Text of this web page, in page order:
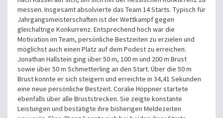
messen. Insgesamt absolvierte das Team 14 Starts. Typisch für
Jahrgangsmeisterschaften ist der Wettkampf gegen
gleichaltrige Konkurrenz. Entsprechend hoch war die
Motivation im Team, persönliche Bestzeiten zu erzielen und
möglichst auch einen Platz auf dem Podest zu erreichen.
Jonathan Hallstein ging über 50 m, 100 m und 200 m Brust
sowie über 50 m Schmetterling an den Start. Über die 50 m
Brust konnte er sich steigern und erreichte in 34,41 Sekunden
eine neue persönliche Bestzeit. Coralie Höppner startete
ebenfalls über alle Bruststrecken. Sie zeigte konstante
Leistungen und bestätigte ihre bisherigen Meldezeiten